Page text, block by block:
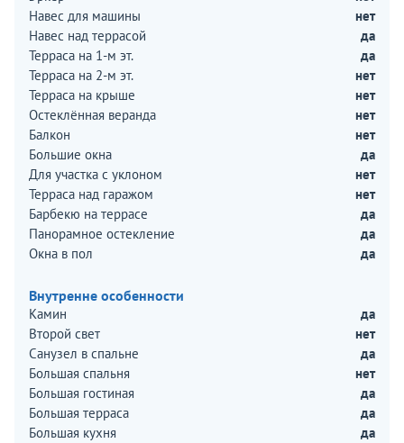
Навес для машины
нет
Навес над террасой
да
Терраса на 1-м эт.
да
Терраса на 2-м эт.
нет
Терраса на крыше
нет
Остеклённая веранда
нет
Балкон
нет
Большие окна
да
Для участка с уклоном
нет
Терраса над гаражом
нет
Барбекю на террасе
да
Панорамное остекление
да
Окна в пол
да
Внутренне особенности
Камин
да
Второй свет
нет
Санузел в спальне
да
Большая спальня
нет
Большая гостиная
да
Большая терраса
да
Большая кухня
да